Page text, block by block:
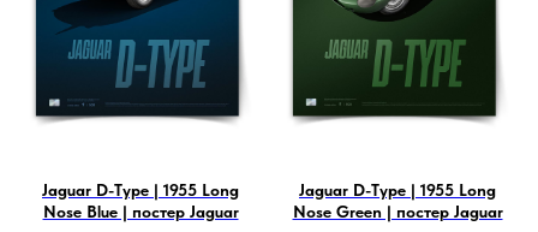
Jaguar D-Type | 1955 Long
Nose Blue | постер Jaguar
Jaguar D-Type | 1955 Long
Nose Green | постер Jaguar